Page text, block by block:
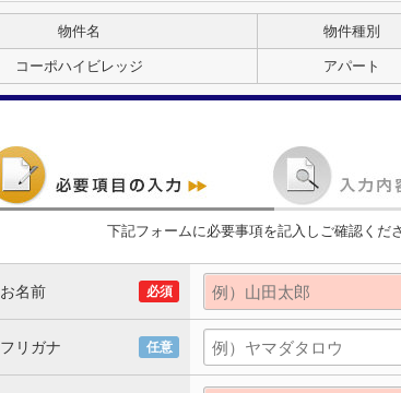
物件名 物件種別
コーポハイビレッジ アパート
下記フォームに必要事項を記入しご確認くだ
お名前 必須
フリガナ 任意